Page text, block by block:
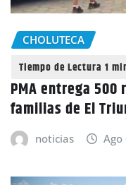
CHOLUTECA
PMA entrega
familias de El
noticias Ago